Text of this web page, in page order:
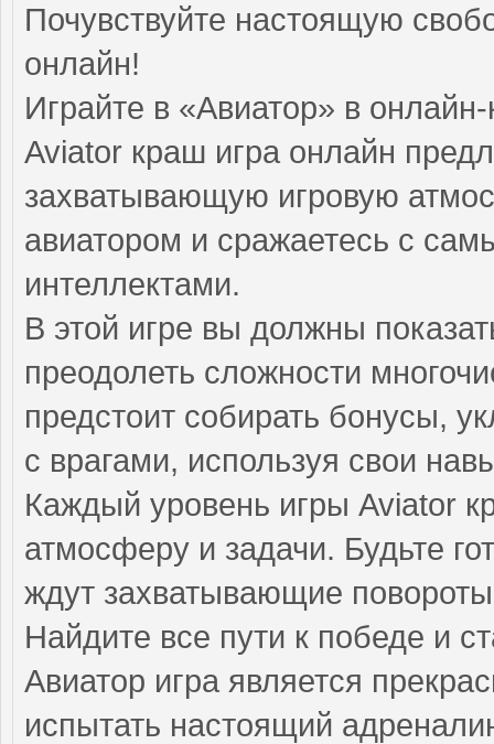
Почувствуйте настоящую
онлайн!
Играйте в «Авиатор» в
Aviator краш игра онлайн
захватывающую игровую
авиатором и сражаетесь с
интеллектами.
В этой игре вы должны
преодолеть сложности
предстоит собирать бонусы,
с врагами, используя свои
Каждый уровень игры Aviator
атмосферу и задачи. Будьте
ждут захватывающие
Найдите все пути к победе и
Авиатор игра является
испытать настоящий